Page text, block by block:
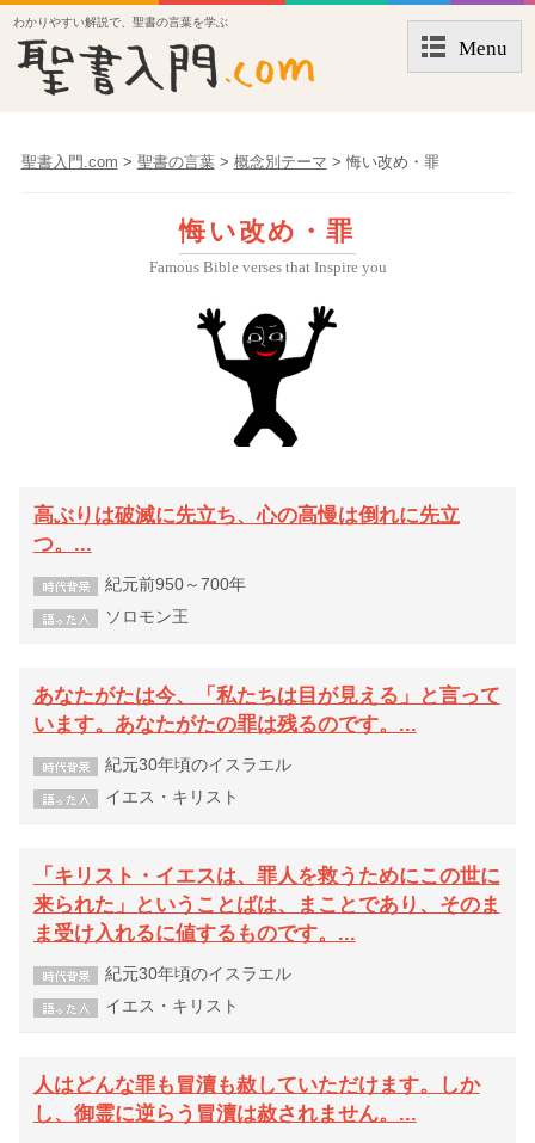
わかりやすい解説で、聖書の言葉を学ぶ
Menu
聖書入門.com > 聖書の言葉 > 概念別テーマ > 悔い改め・罪
悔い改め・罪
Famous Bible verses that Inspire you
高ぶりは破滅に先立ち、心の高慢は倒れに先立
つ。...
紀元前950～700年
ソロモン王
あなたがたは今、「私たちは目が見える」と言って
います。あなたがたの罪は残るのです。...
紀元30年頃のイスラエル
イエス・キリスト
「キリスト・イエスは、罪人を救うためにこの世に
来られた」ということばは、まことであり、そのま
ま受け入れるに値するものです。...
紀元30年頃のイスラエル
イエス・キリスト
人はどんな罪も冒瀆も赦していただけます。しか
し、御霊に逆らう冒瀆は赦されません。...